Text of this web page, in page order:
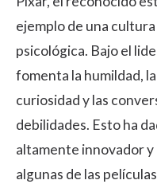
ejemplo de una
psicológica. Bajo el
fomenta la humildad,
curiosidad y las
debilidades. Esto ha
altamente innovador
algunas de las